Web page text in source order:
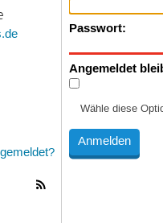
Passwort:
Angemeldet
Wähle diese